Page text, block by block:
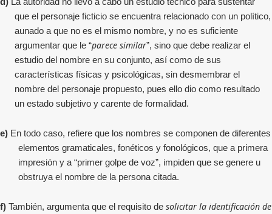
que el personaje ficticio se encuentra relacionado con un político,
aunado a que no es el mismo nombre, y no es suficiente
argumentar que le “parece similar”, sino que debe realizar el
estudio del nombre en su conjunto, así como de sus
características físicas y psicológicas, sin desmembrar el
nombre del personaje propuesto, pues ello dio como resultado
un estado subjetivo y carente de formalidad.
e) En todo caso, refiere que los nombres se componen de diferentes
elementos gramaticales, fonéticos y fonológicos, que a primera
impresión y a “primer golpe de voz”, impiden que se genere u
obstruya el nombre de la persona citada.
f) También, argumenta que el requisito de solicitar la identificación de